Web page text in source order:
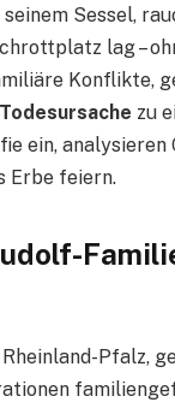
Sessel,
lag –
Konflikte,
zu
ein,
Erbe feiern.
Pfalz,